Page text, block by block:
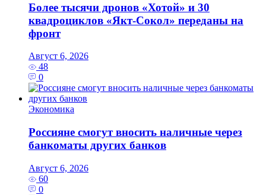
Более тысячи дронов «Хотой» и 30
квадроциклов «Якт-Сокол» переданы на
фронт
Август 6, 2026
48
0
Экономика
Россияне смогут вносить наличные через
банкоматы других банков
Август 6, 2026
60
0